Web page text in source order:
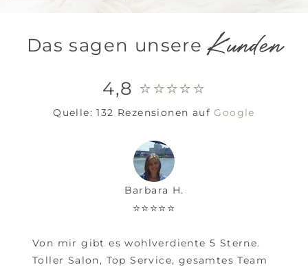
Das sagen unsereKunden
4,8 ⭐⭐⭐⭐⭐
Quelle: 132 Rezensionen aufGoogle
Barbara H.
⭐⭐⭐⭐⭐
Von mir gibt es wohlverdiente 5 Sterne.
Toller Salon, Top Service, gesamtes Team